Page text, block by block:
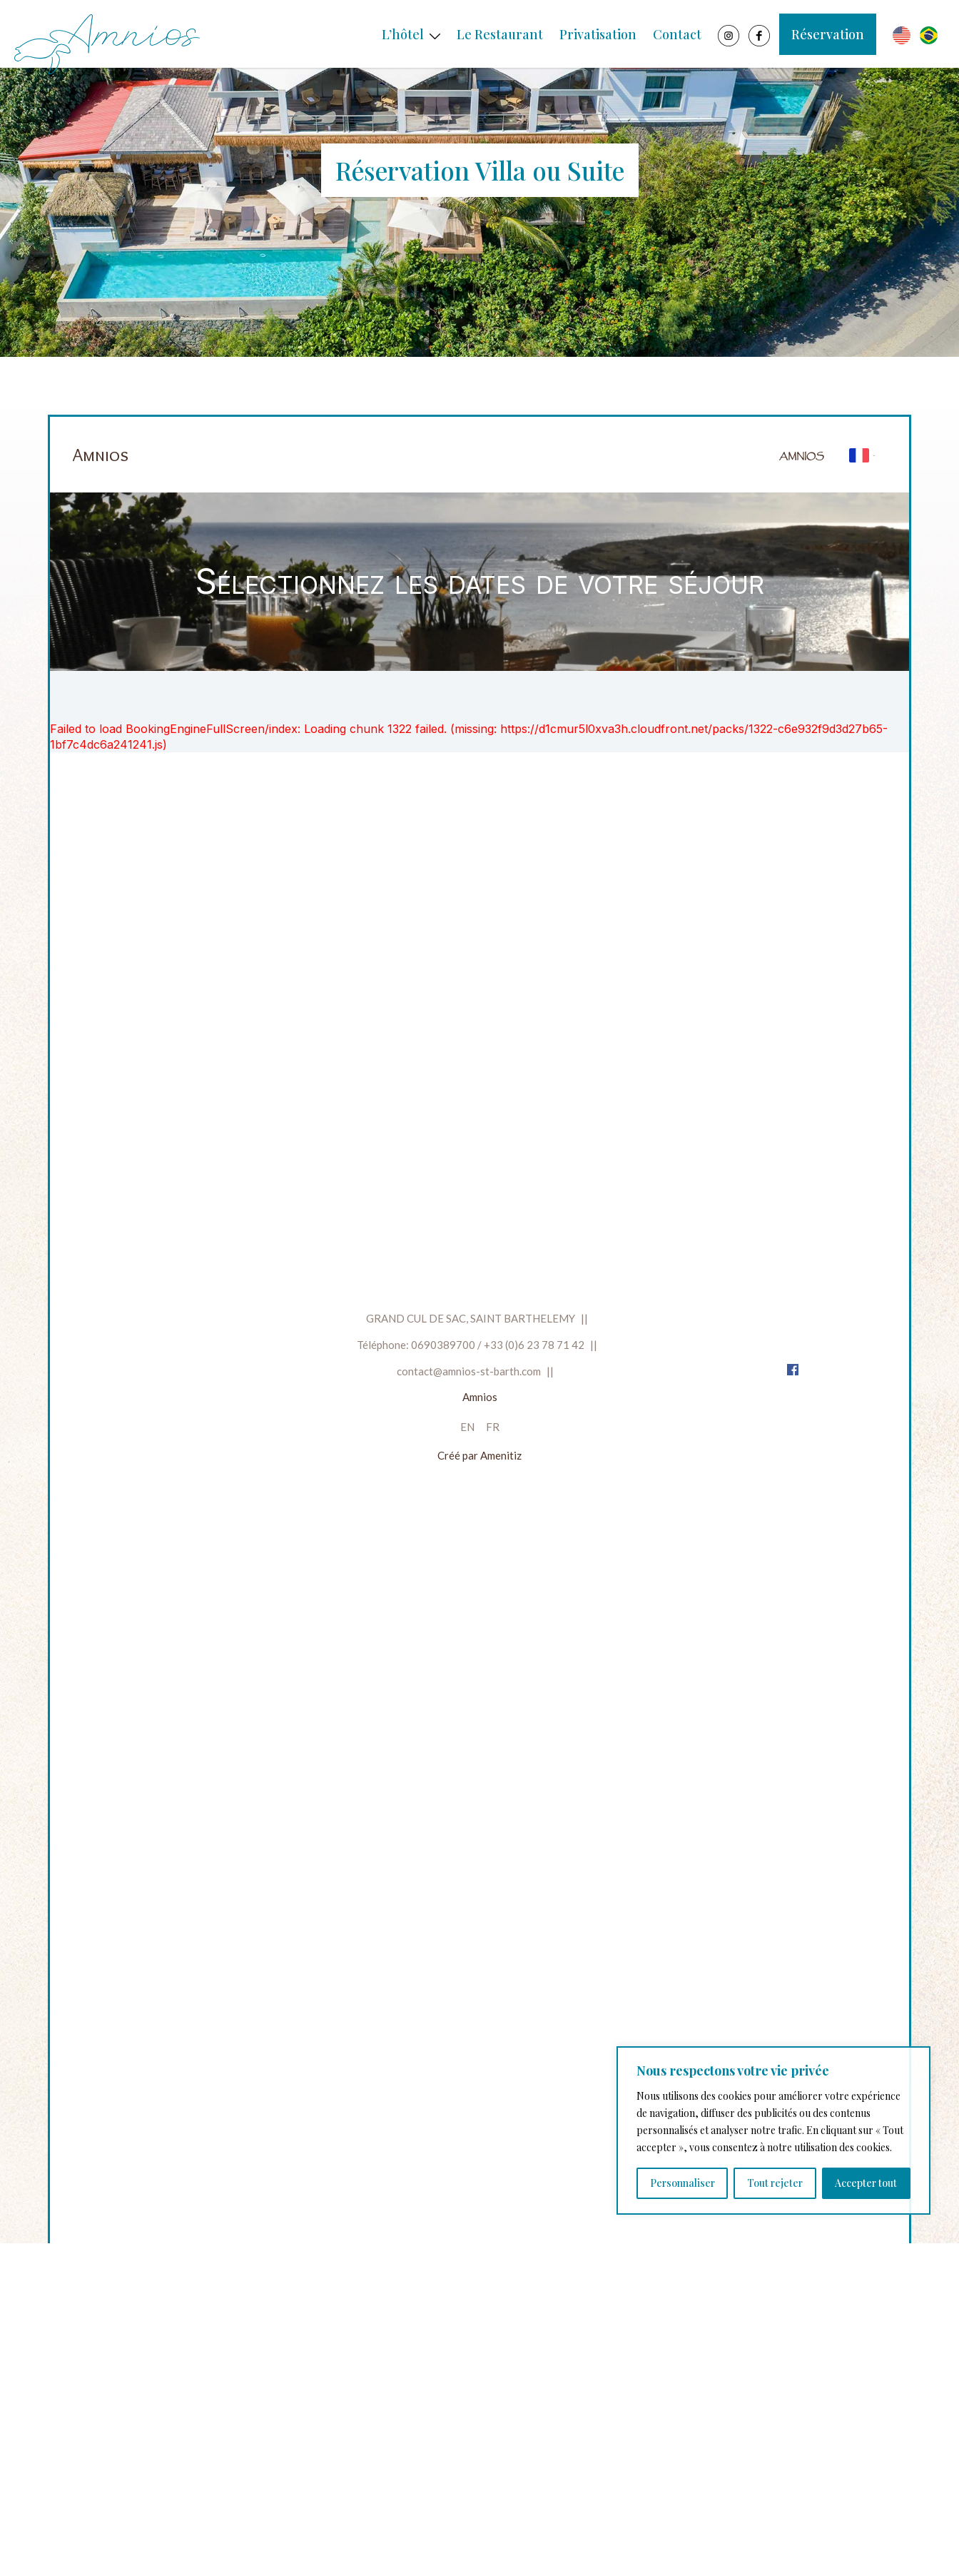
Nous respectons votre vie privée
Nous utilisons des cookies pour améliorer votre expérience
de navigation, diffuser des publicités ou des contenus
personnalisés et analyser notre trafic. En cliquant sur « Tout
accepter », vous consentez à notre utilisation des cookies.
Personnaliser Tout rejeter Accepter tout
L’hôtel Le Restaurant Privatisation Contact Réservation
Réservation Villa ou Suite